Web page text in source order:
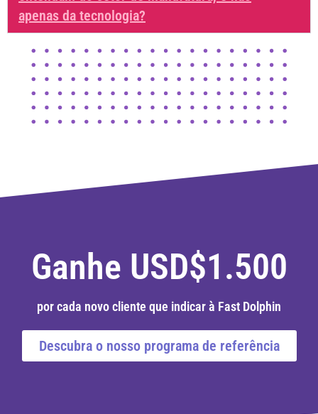
apenas da tecnologia?
Ganhe USD$1.500
por cada novo cliente que indicar à Fast Dolphin
Descubra o nosso programa de referência